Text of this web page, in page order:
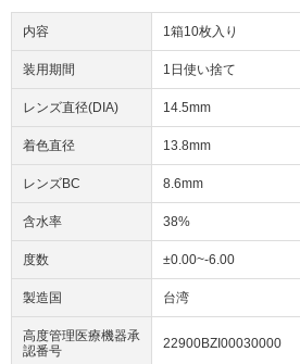
内容 1箱10枚入り
装用期間 1日使い捨て
レンズ直径(DIA) 14.5mm
着色直径 13.8mm
レンズBC 8.6mm
含水率 38%
度数 ±0.00~-6.00
製造国 台湾
高度管理医療機器承
認番号
22900BZI00030000